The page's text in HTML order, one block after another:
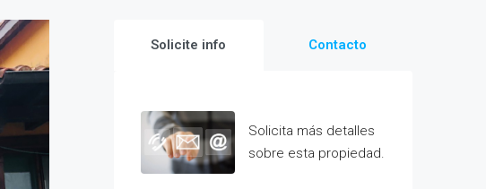
Solicite info Contacto
Solicita más detalles
sobre esta propiedad.